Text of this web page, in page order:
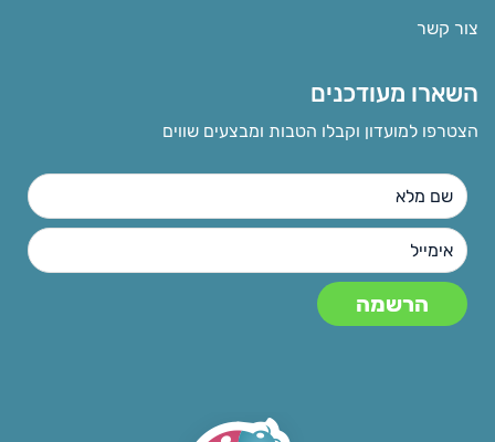
צור קשר
השארו מעודכנים
הצטרפו למועדון וקבלו הטבות ומבצעים שווים